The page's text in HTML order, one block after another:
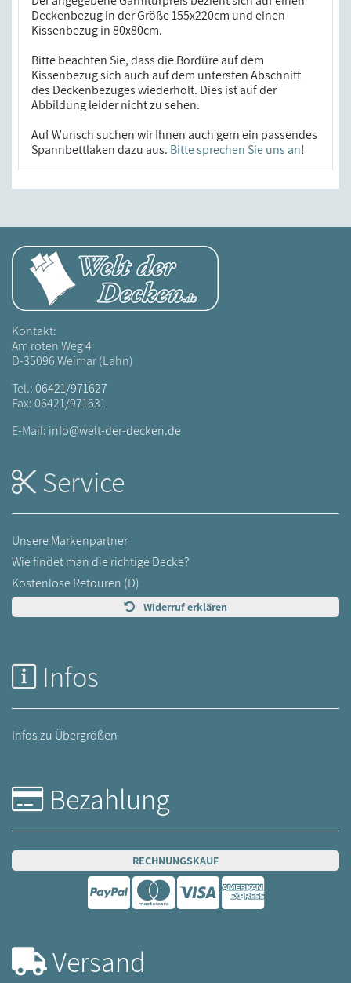
Deckenbezug in der Größe 155x220cm und einen
Kissenbezug in 80x80cm.
Bitte beachten Sie, dass die Bordüre auf dem
Kissenbezug sich auch auf dem untersten Abschnitt
des Deckenbezuges wiederholt. Dies ist auf der
Abbildung leider nicht zu sehen.
Auf Wunsch suchen wir Ihnen auch gern ein passendes
Spannbettlaken dazu aus. Bitte sprechen Sie uns an!
Kontakt:
Am roten Weg 4
D-35096 Weimar (Lahn)
Tel.:06421/971627
Fax: 06421/971631
E-Mail: info@welt-der-decken.de
Service
Unsere Markenpartner
Wie findet man die richtige Decke?
Kostenlose Retouren (D)
Widerruf erklären
Infos
Infos zu Übergrößen
Bezahlung
RECHNUNGSKAUF
Versand